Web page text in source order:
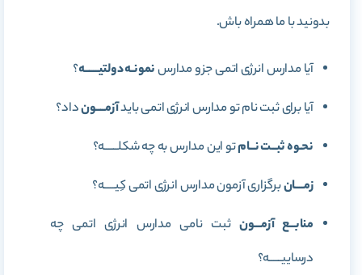
بدونید با ما همراه باش.
آیا مدارس انرژی اتمی جزو مدارسنمونـه دولتیــــــه؟
آیا برای ثبت نام تو مدارس انرژی اتمی بایدآزمــــونداد؟
نحـوه ثبــت نــامتو این مدارس به چه شکلــــــه؟
زمــــانبرگزاری آزمون مدارس انرژی اتمی کِیـــــه؟
منابــع آزمـــونثبت نامی مدارس انرژی اتمی چه
درساییـــــه؟